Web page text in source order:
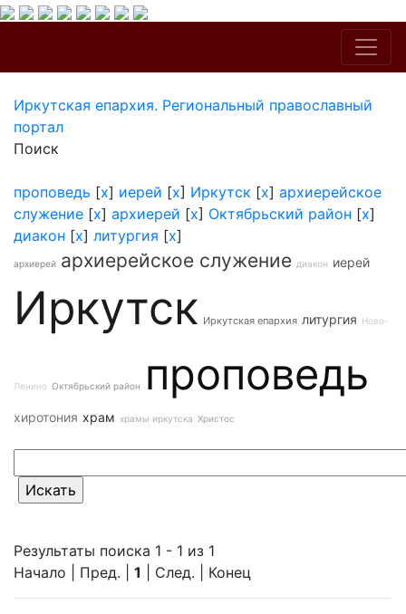
Иркутская епархия. Региональный православный
портал
Поиск
проповедь [x] иерей [x] Иркутск [x] архиерейское
служение [x] архиерей [x] Октябрьский район [x]
диакон [x] литургия [x]
архиерей архиерейское служение диакон иерей
Иркутск Иркутская епархия литургия Ново-
Ленино Октябрьский район проповедь
хиротония храм храмы иркутска Христос
Результаты поиска 1 - 1 из 1
Начало | Пред. | 1 | След. | Конец